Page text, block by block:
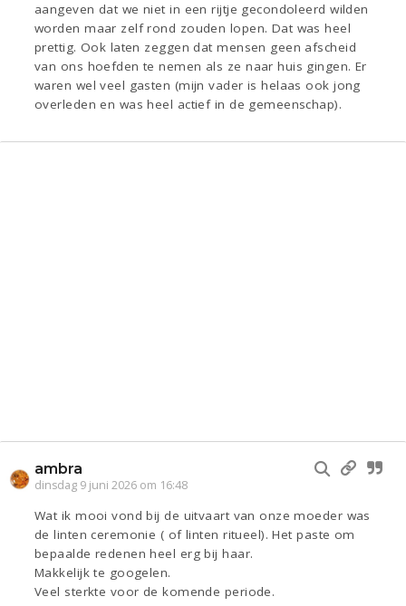
aangeven dat we niet in een rijtje gecondoleerd wilden
worden maar zelf rond zouden lopen. Dat was heel
prettig. Ook laten zeggen dat mensen geen afscheid
van ons hoefden te nemen als ze naar huis gingen. Er
waren wel veel gasten (mijn vader is helaas ook jong
overleden en was heel actief in de gemeenschap).
ambra
dinsdag 9 juni 2026 om 16:48
Wat ik mooi vond bij de uitvaart van onze moeder was
de linten ceremonie ( of linten ritueel). Het paste om
bepaalde redenen heel erg bij haar.
Makkelijk te googelen.
Veel sterkte voor de komende periode.